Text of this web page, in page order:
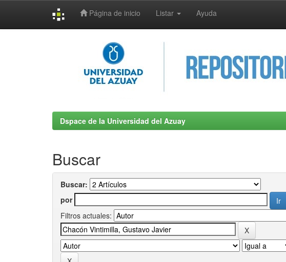
Página de inicio Listar Ayuda
Dspace de la Universidad del Azuay
Buscar
Buscar:
por
Filtros actuales: